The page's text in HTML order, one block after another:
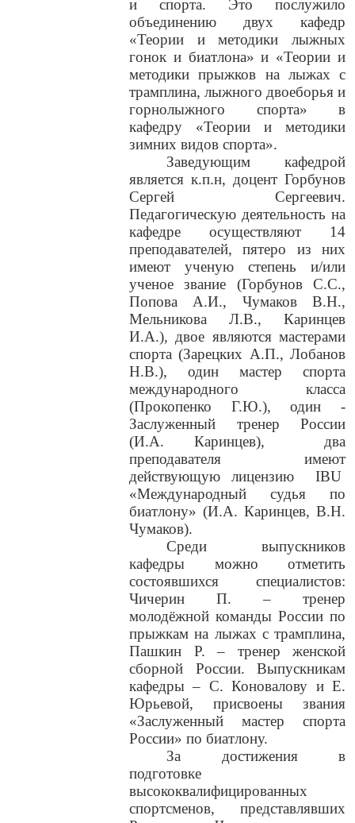
и спорта. Это послужило
объединению двух кафедр
«Теории и методики лыжных
гонок и биатлона» и «Теории и
методики прыжков на лыжах с
трамплина, лыжного двоеборья и
горнолыжного спорта» в
кафедру «Теории и методики
зимних видов спорта».
Заведующим кафедрой
является к.п.н, доцент Горбунов
Сергей Сергеевич.
Педагогическую деятельность на
кафедре осуществляют 14
преподавателей, пятеро из них
имеют ученую степень и/или
ученое звание (Горбунов С.С.,
Попова А.И., Чумаков В.Н.,
Мельникова Л.В., Каринцев
И.А.), двое являются мастерами
спорта (Зарецких А.П., Лобанов
Н.В.), один мастер спорта
международного класса
(Прокопенко Г.Ю.),
один -
Заслуженный тренер России
(И.А. Каринцев),
два
преподавателя имеют
действующую лицензию
IBU
«Международный судья по
биатлону» (И.А. Каринцев, В.Н.
Чумаков).
Среди выпускников
кафедры можно отметить
состоявшихся специалистов:
Чичерин П. – тренер
молодёжной команды России по
прыжкам на лыжах с трамплина,
Пашкин Р. – тренер женской
сборной России. Выпускникам
кафедры – С. Коновалову и Е.
Юрьевой, присвоены звания
«Заслуженный мастер спорта
России» по биатлону.
За достижения в
подготовке
высококвалифицированных
спортсменов, представлявших